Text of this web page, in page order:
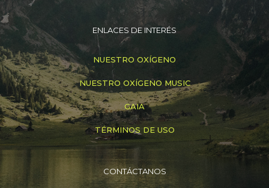
ENLACES DE INTERÉS
NUESTRO OXÍGENO
NUESTRO OXÍGENO MUSIC
GAIA
TÉRMINOS DE USO
CONTÁCTANOS